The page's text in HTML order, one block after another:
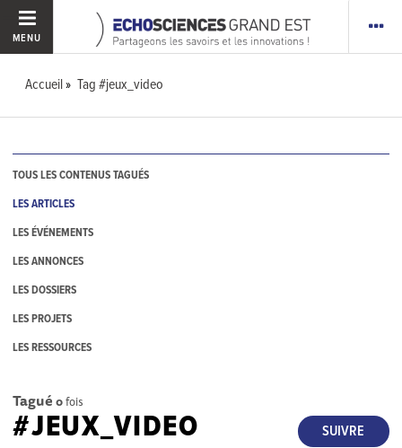
MENU
Accueil Tag #jeux_video
TOUS LES CONTENUS TAGUÉS
LES ARTICLES
LES ÉVÉNEMENTS
LES ANNONCES
LES DOSSIERS
LES PROJETS
LES RESSOURCES
Tagué 0fois
SUIVRE
#JEUX_VIDEO